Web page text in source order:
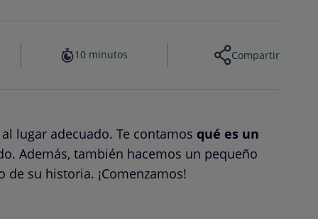
10 minutos Compartir
lugar adecuado. Te contamos qué es un
Además, también hacemos un pequeño
su historia. ¡Comenzamos!